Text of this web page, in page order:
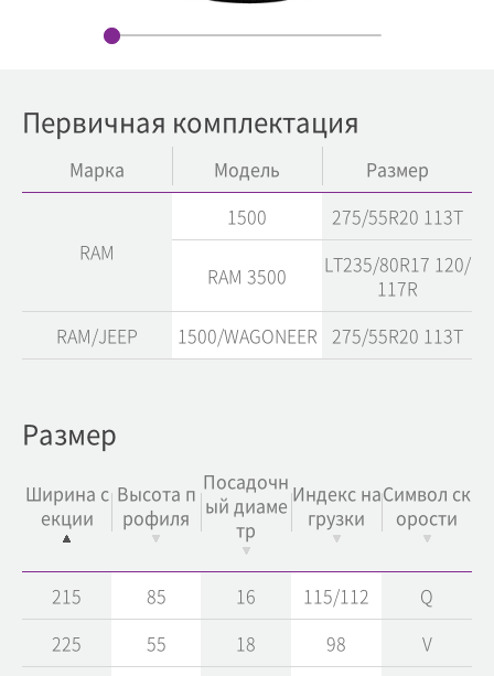
Первичная комплектация
Марка Модель Размер
RAM
1500 275/55R20 113T
RAM 3500
LT235/80R17 120/
117R
RAM/JEEP
1500/WAGONEER 275/55R20 113T
Размер
Ширина с
екции
Высота п
рофиля
Посадочн
ый диаме
тр
Индекс на
грузки
Символ ск
орости
215 85 16 115/112
Q
225
55 18 98
V